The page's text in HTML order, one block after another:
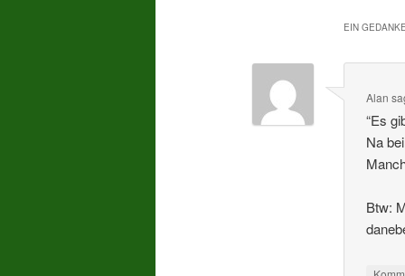
EIN
Alan
“Es
Na
Btw: